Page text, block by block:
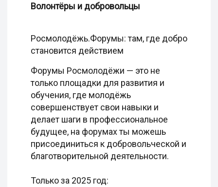
Волонтёры и добровольцы
Росмолодёжь.Форумы: там, где добро
становится действием
Форумы Росмолодёжи — это не
только площадки для развития и
обучения, где молодёжь
совершенствует свои навыки и
делает шаги в профессиональное
будущее, на форумах ты можешь
присоединиться к добровольческой и
благотворительной деятельности.
Только за 2025 год: